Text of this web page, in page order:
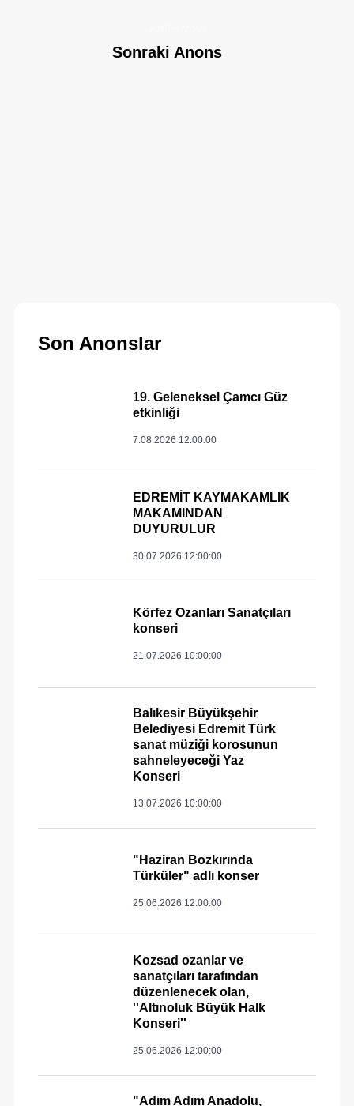
Sonraki Anons
Son Anonslar
19. Geleneksel Çamcı Güz
etkinliği
7.08.2026 12:00:00
EDREMİT KAYMAKAMLIK
MAKAMINDAN
DUYURULUR
30.07.2026 12:00:00
Körfez Ozanları Sanatçıları
konseri
21.07.2026 10:00:00
Balıkesir Büyükşehir
Belediyesi Edremit Türk
sanat müziği korosunun
sahneleyeceği Yaz
Konseri
13.07.2026 10:00:00
"Haziran Bozkırında
Türküler" adlı konser
25.06.2026 12:00:00
Kozsad ozanlar ve
sanatçıları tarafından
düzenlenecek olan,
''Altınoluk Büyük Halk
Konseri''
25.06.2026 12:00:00
"Adım Adım Anadolu,